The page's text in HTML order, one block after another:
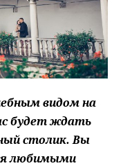
видом на
будет ждать
столик. Вы
любимыми